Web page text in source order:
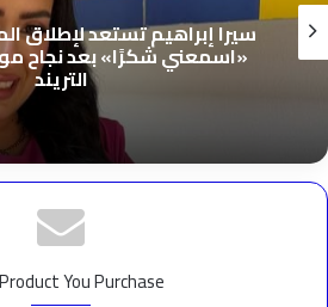
سيرا إبراهيم تستعد لإطلاق
«اسمعني شكرًا» بعد نجاح
التريند
You Purchase